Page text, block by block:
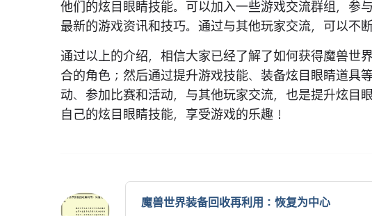
他们的炫目眼睛技能。可以加入一些游戏交流群组，参
最新的游戏资讯和技巧。通过与其他玩家交流，可以不
通过以上的介绍，相信大家已经了解了如何获得魔兽世
合的角色；然后通过提升游戏技能、装备炫目眼睛道具
动、参加比赛和活动，与其他玩家交流，也是提升炫目
自己的炫目眼睛技能，享受游戏的乐趣！
魔兽世界装备回收再利用：恢复为中心